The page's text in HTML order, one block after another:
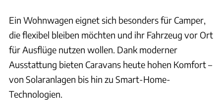
Ein Wohnwagen eignet sich besonders für Camper,
die flexibel bleiben möchten und ihr Fahrzeug vor Ort
für Ausflüge nutzen wollen. Dank moderner
Ausstattung bieten Caravans heute hohen Komfort –
von Solaranlagen bis hin zu Smart-Home-
Technologien.